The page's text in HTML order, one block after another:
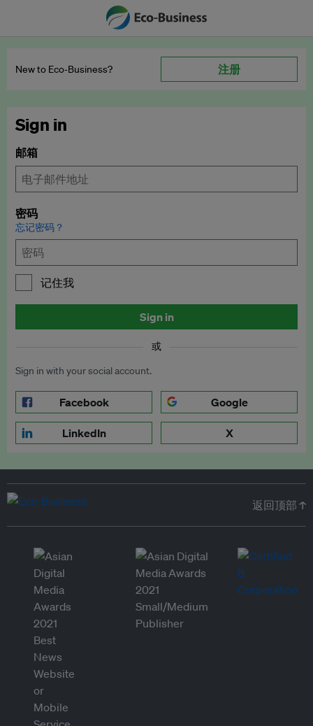
New to Eco‑Business? 注册
Sign in
邮箱
密码
忘记密码？
记住我
Sign in
或
Sign in with your social account.
Facebook Google
LinkedIn X
返回顶部 ↑